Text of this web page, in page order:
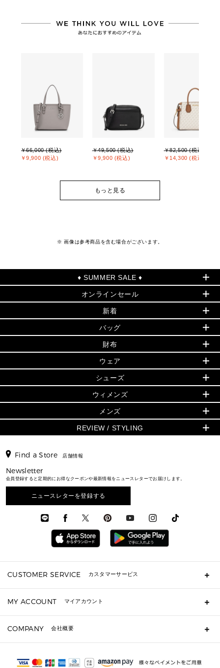
￥66,000 (税込)
￥9,900 (税込)
￥49,500 (税込)
￥9,900 (税込)
￥82,500 (税込)
￥14,300 (税込)
もっと見る
※ 画像は参考商品を含む場合がございます。
♦ SUMMER SALE ♦
セールおすすめアイテム
▶ ウィメンズ
バッグ
財布
小物
シューズ・靴
ウェア
アクセサリー
時計
▶ メンズ
バッグ
時計
オンラインセール
PRODUCT OF THE MONTH - 今月の特別価格
再値下げアイテム
追加アイテム
旗艦店からアウトレットに入荷
▶ ウィメンズすべて(ウェア・シューズ除く)
バッグ
財布・小物
ウェア
シューズ
時計・ジュエリー
メンズ バッグ
メンズ 財布・小物
メンズ シューズ
メンズ ウェア
メンズ 時計・その他
新着
初夏のスタイル
▶ すべて
▶ ウィメンズすべて
バッグ
財布・小物
アクセサリー
フレグランス
シューズ
メンズ財布・小物
メンズアクセサリー
メンズシューズ
メンズウェア
バッグ
人気の定番アイテム
日本限定 - バッグ
▶ ウィメンズすべて
ハンドバッグ・サッチェル
トートバッグ
ショルダーバッグ
クロスボディ・斜め掛け
3 IN 1 / 2 IN 1 バッグ
▶ メンズすべて
財布
日本限定 - 財布・小物
▶ ウィメンズすべて
GREENWICH
ミニ財布・フラグメントケース
折り財布(二つ折り・三つ折り)
長財布
お財布レビュー ▸
ウェア
▶ ウィメンズすべて
トップス
スカート・パンツ
ワンピース・ドレス
ジャケット・アウター
シューズ
▶ ウィメンズすべて
サンダル
スニーカー
ウィメンズ
人気の定番アイテム
▶ ウィメンズすべて
▶ バッグすべて
通勤・通学アイテム
▶ 財布すべて
ミニ財布・フラグメントケース
折り財布(二つ折り・三つ折り)
長財布
▶ 小物すべて
キーケース
定期ケース・カードケース・名刺入れ
ポーチ
サンダル
メンズ
▶ メンズすべて
シューズ・靴
ウェア
REVIEW / STYLING
エディターレビュー
Find a Store 店舗情報
Newsletter
会員登録すると定期的にお得なクーポンや最新情報をニュースレターでお届けします。
ニュースレターを登録する
CUSTOMER SERVICE カスタマーサービス
ギフト用にラッピングができますか？
ショッピングバッグを購入商品分送ってもらえますか？
注文後に完了メールが受信できないのですが？
サイズ交換はできますか？
MY ACCOUNT マイアカウント
COMPANY 会社概要
会社概要